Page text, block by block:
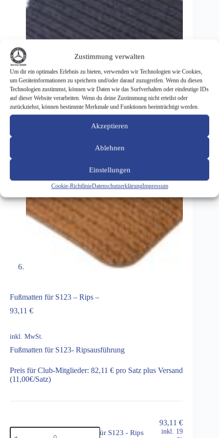
Zustimmung verwalten
Um dir ein optimales Erlebnis zu bieten, verwenden wir Technologien wie Cookies,
um Geräteinformationen zu speichern und/oder darauf zuzugreifen. Wenn du diesen
Technologien zustimmst, können wir Daten wie das Surfverhalten oder eindeutige IDs
auf dieser Website verarbeiten. Wenn du deine Zustimmung nicht erteilst oder
zurückziehst, können bestimmte Merkmale und Funktionen beeinträchtigt werden.
Akzeptieren
Ablehnen
Einstellungen
Cookie-RichtlinieDatenschutzerklärungImpressum
Fußmatten für S123 – Rips –
93,11 €
inkl. MwSt.
Fußmatten für S123- Ripsausführung
Preis für Club-Mitglieder: 82,11 € pro Satz plus Versand
(11,00€/Satz)
Fußmatten
Fußmatten für S123 - Rips
93,11 €
inkl. 19